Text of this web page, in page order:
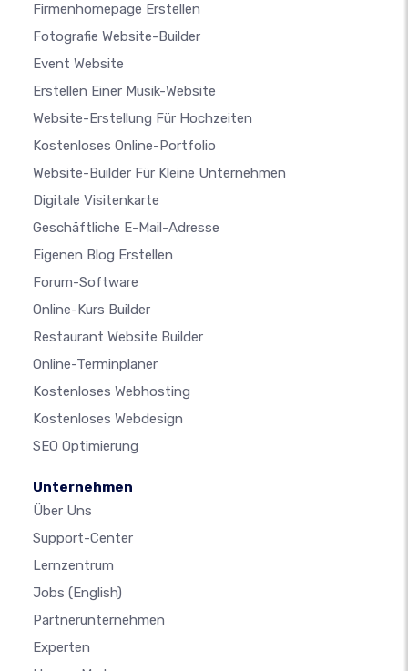
Firmenhomepage Erstellen
Fotografie Website-Builder
Event Website
Erstellen Einer Musik-Website
Website-Erstellung Für Hochzeiten
Kostenloses Online-Portfolio
Website-Builder Für Kleine Unternehmen
Digitale Visitenkarte
Geschäftliche E-Mail-Adresse
Eigenen Blog Erstellen
Forum-Software
Online-Kurs Builder
Restaurant Website Builder
Online-Terminplaner
Kostenloses Webhosting
Kostenloses Webdesign
SEO Optimierung
Unternehmen
Über Uns
Support-Center
Lernzentrum
Jobs (English)
Partnerunternehmen
Experten